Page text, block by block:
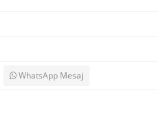
WhatsApp Mesaj